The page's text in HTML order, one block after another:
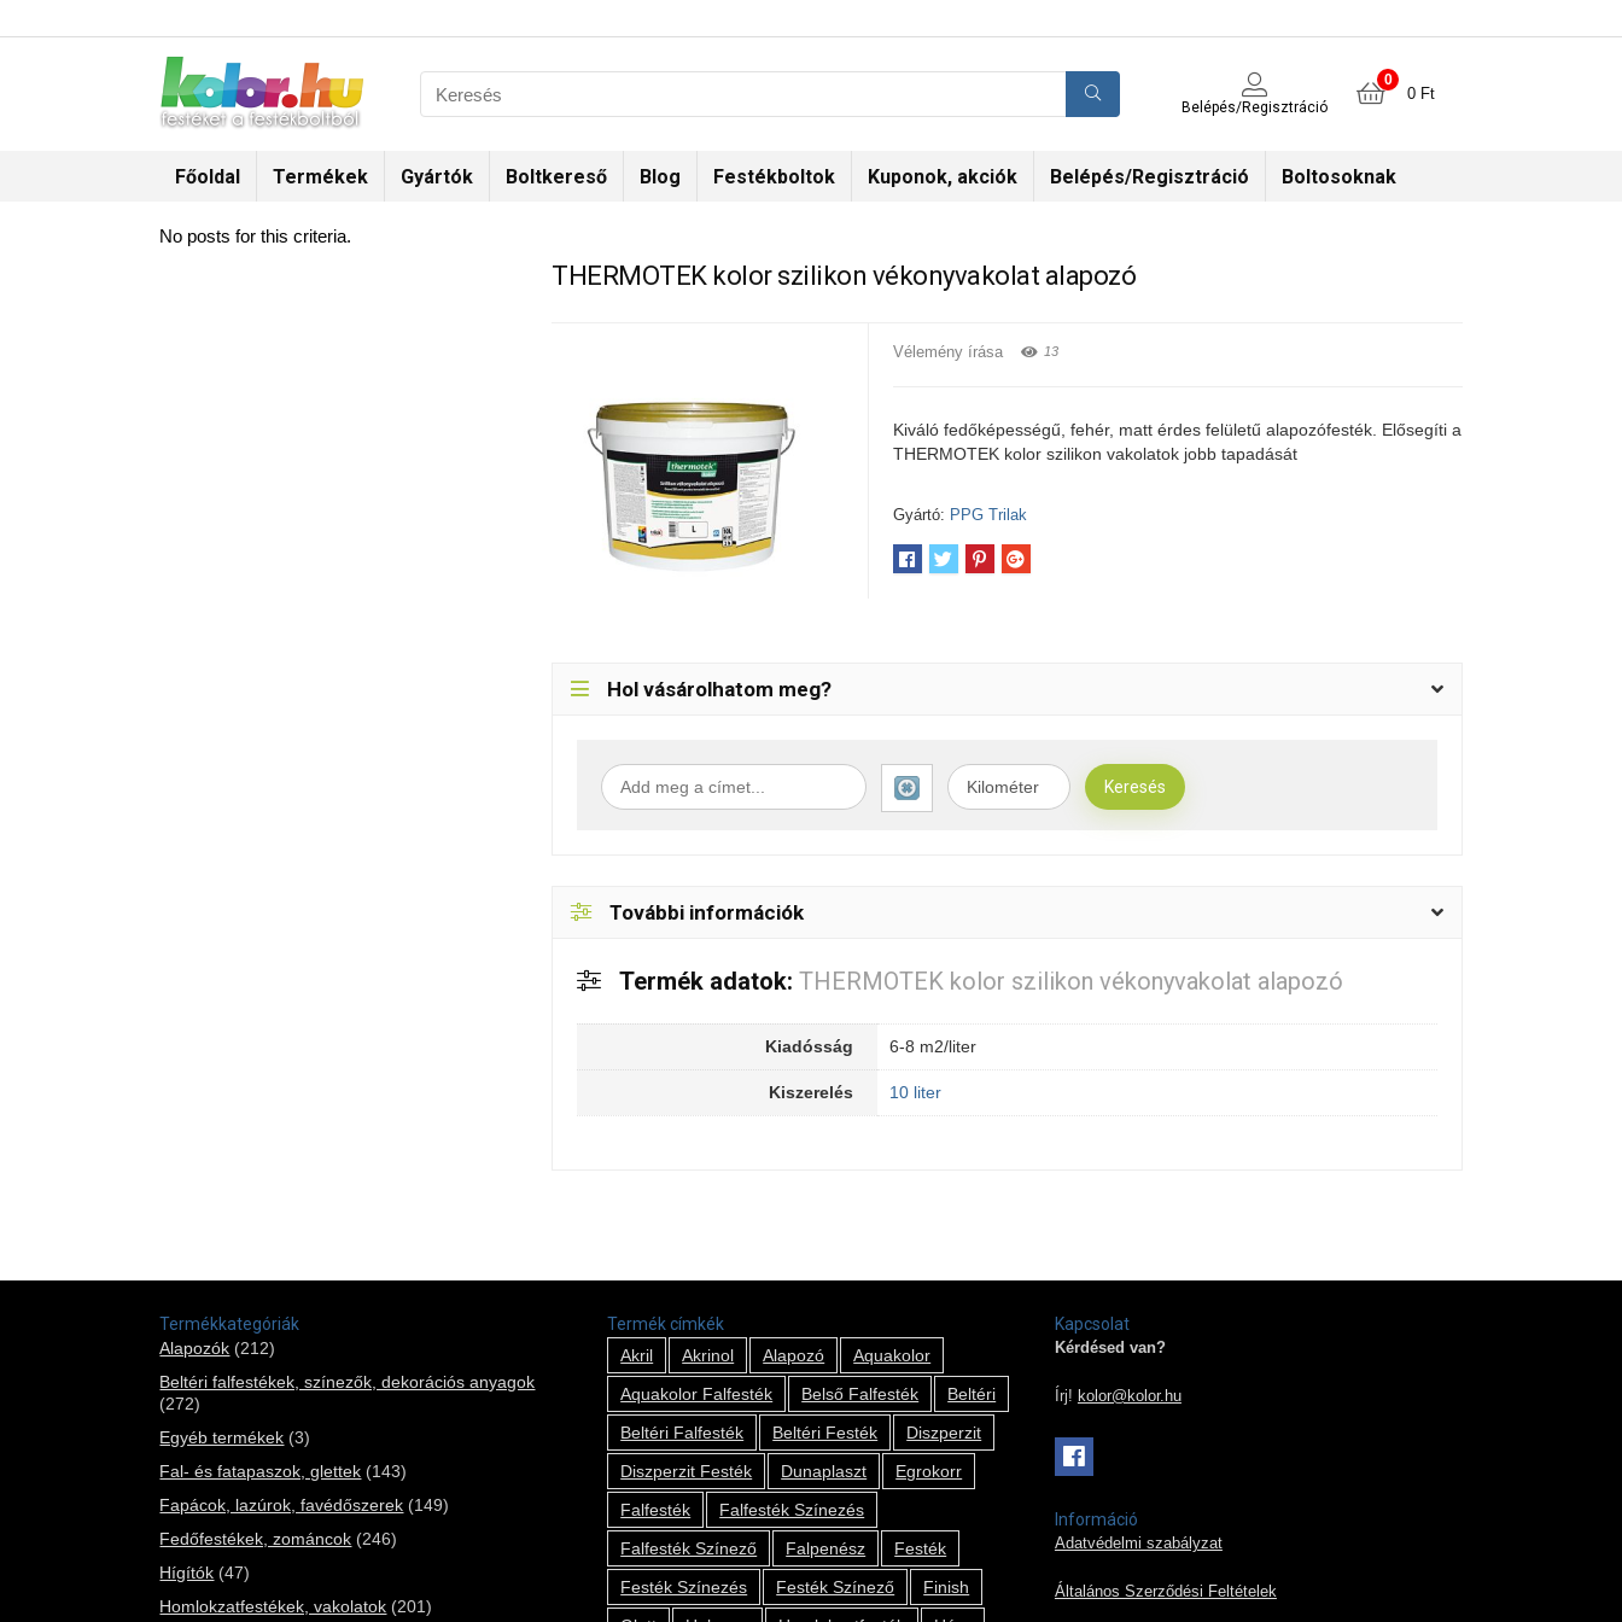
Belépés/Regisztráció
0
0 Ft
Főoldal Termékek Gyártók Boltkereső Blog Festékboltok Kuponok, akciók Belépés/Regisztráció Boltosoknak
THERMOTEK kolor szilikon vékonyvakolat alapozó
Vélemény írása 13
Kiváló fedőképességű, fehér, matt érdes felületű alapozófesték. Elősegíti a
THERMOTEK kolor szilikon vakolatok jobb tapadását
Gyártó: PPG Trilak
Hol vásárolhatom meg?
További információk
Termék adatok: THERMOTEK kolor szilikon vékonyvakolat alapozó
Kiadósság 6-8 m2/liter
Kiszerelés 10 liter
No posts for this criteria.
Termékkategóriák
Alapozók (212)
Beltéri falfestékek, színezők, dekorációs anyagok
(272)
Egyéb termékek (3)
Fal- és fatapaszok, glettek (143)
Fapácok, lazúrok, favédőszerek (149)
Fedőfestékek, zománcok (246)
Hígítók (47)
Homlokzatfestékek, vakolatok (201)
Termék címkék
Akril
Akrinol Alapozó
Aquakolor
Aquakolor Falfesték
Belső Falfesték
Beltéri
Beltéri Falfesték
Beltéri Festék
Diszperzit
Diszperzit Festék
Dunaplaszt
Egrokorr
Falfesték
Falfesték Színezés
Falfesték Színező
Falpenész
Festék
Festék Színezés
Festék Színező
Finish
Kapcsolat
Kérdésed van?
Írj! kolor@kolor.hu
Információ
Adatvédelmi szabályzat
Általános Szerződési Feltételek